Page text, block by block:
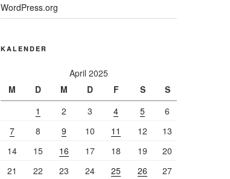
WordPress.org
KALENDER
April 2025
M
D M D F S
S
1
2 3 4 5
6
7
8 9 10 11 12
13
14
15 16 17 18 19
20
21
22 23 24 25 26
27